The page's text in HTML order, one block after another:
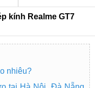
kính Realme GT7
nhiêu?